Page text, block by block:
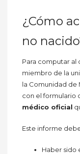
¿Cómo
no
Para computar
miembro de la
la Comunidad de
con el formulario
médico oficial
Este informe
Haber sido